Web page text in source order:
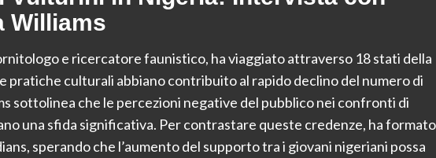
Williams
e ricercatore faunistico, ha viaggiato attraverso 18 stati della
pratiche culturali abbiano contribuito al rapido declino del numero di
sottolinea che le percezioni negative del pubblico nei confronti di
una sfida significativa. Per contrastare queste credenze, ha formato
sperando che l’aumento del supporto tra i giovani nigeriani possa